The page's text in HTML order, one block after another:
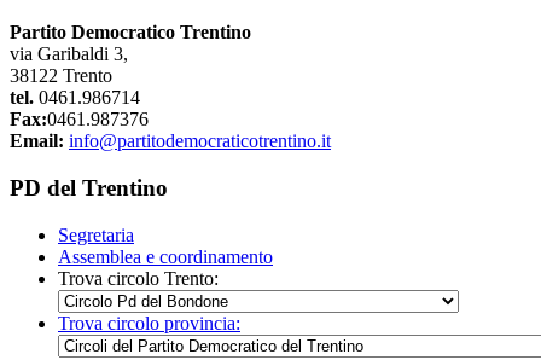
Partito Democratico Trentino
via Garibaldi 3,
38122 Trento
tel. 0461.986714
Fax:0461.987376
Email: info@partitodemocraticotrentino.it
PD del Trentino
Segretaria
Assemblea e coordinamento
Trova circolo Trento:
Trova circolo provincia: